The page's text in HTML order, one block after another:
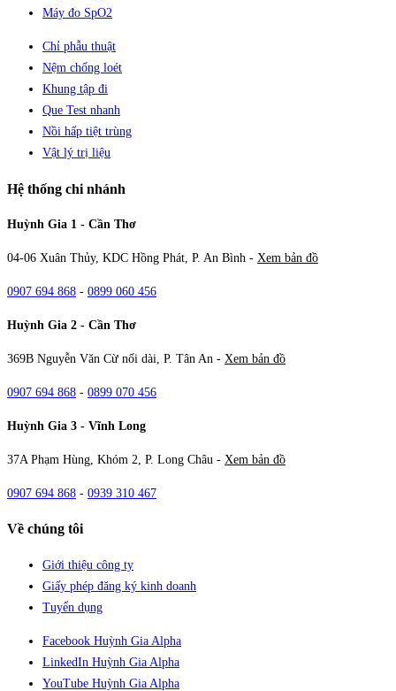
Máy đo SpO2
Chỉ phẫu thuật
Nệm chống loét
Khung tập đi
Que Test nhanh
Nồi hấp tiệt trùng
Vật lý trị liệu
Hệ thống chi nhánh
Huỳnh Gia 1 - Cần Thơ
04-06 Xuân Thủy, KDC Hồng Phát, P. An Bình - Xem bản đồ
0907 694 868 - 0899 060 456
Huỳnh Gia 2 - Cần Thơ
369B Nguyễn Văn Cừ nối dài, P. Tân An - Xem bản đồ
0907 694 868 - 0899 070 456
Huỳnh Gia 3 - Vĩnh Long
37A Phạm Hùng, Khóm 2, P. Long Châu - Xem bản đồ
0907 694 868 - 0939 310 467
Về chúng tôi
Giới thiệu công ty
Giấy phép đăng ký kinh doanh
Tuyển dụng
Facebook Huỳnh Gia Alpha
LinkedIn Huỳnh Gia Alpha
YouTube Huỳnh Gia Alpha